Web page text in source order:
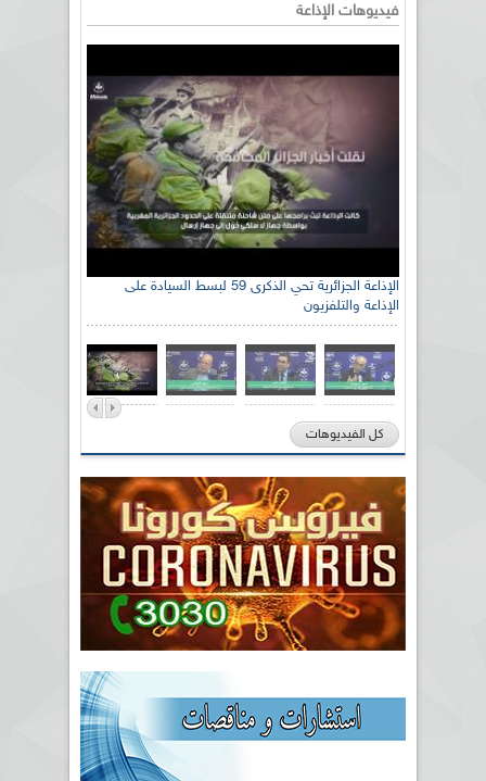
فيديوهات الإذاعة
الإذاعة الجزائرية تحي الذكرى 59 لبسط السيادة على
الإذاعة والتلفزيون
كل الفيديوهات